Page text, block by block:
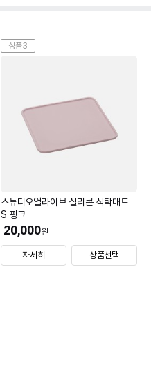
상품3
스튜디오얼라이브 실리콘 식탁매트
S 핑크
20,000원
자세히 상품선택